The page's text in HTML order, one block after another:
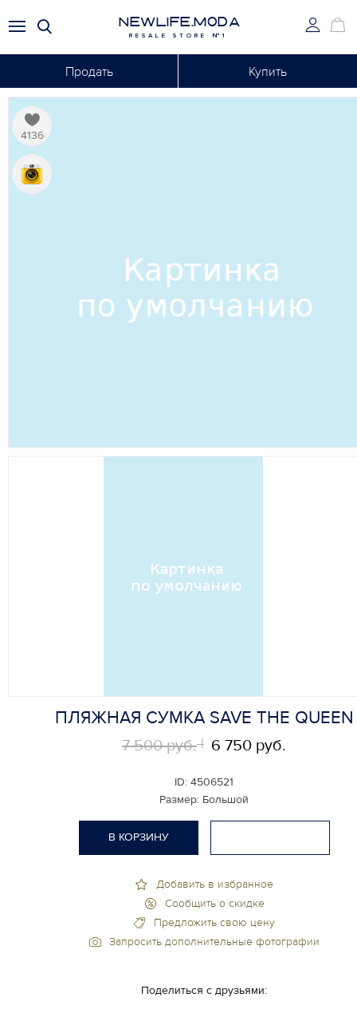
NEWLIFE.MODA
RESALE STORE №1
Продать Купить
4136
ПЛЯЖНАЯ СУМКА SAVE THE QUEEN
ID: 4506521
Размер: Большой
7 500 руб. 6 750 руб.
Добавить в избранное
Сообщить о скидке
Предложить свою цену
Запросить дополнительные фотографии
В КОРЗИНУ
Поделиться с друзьями: